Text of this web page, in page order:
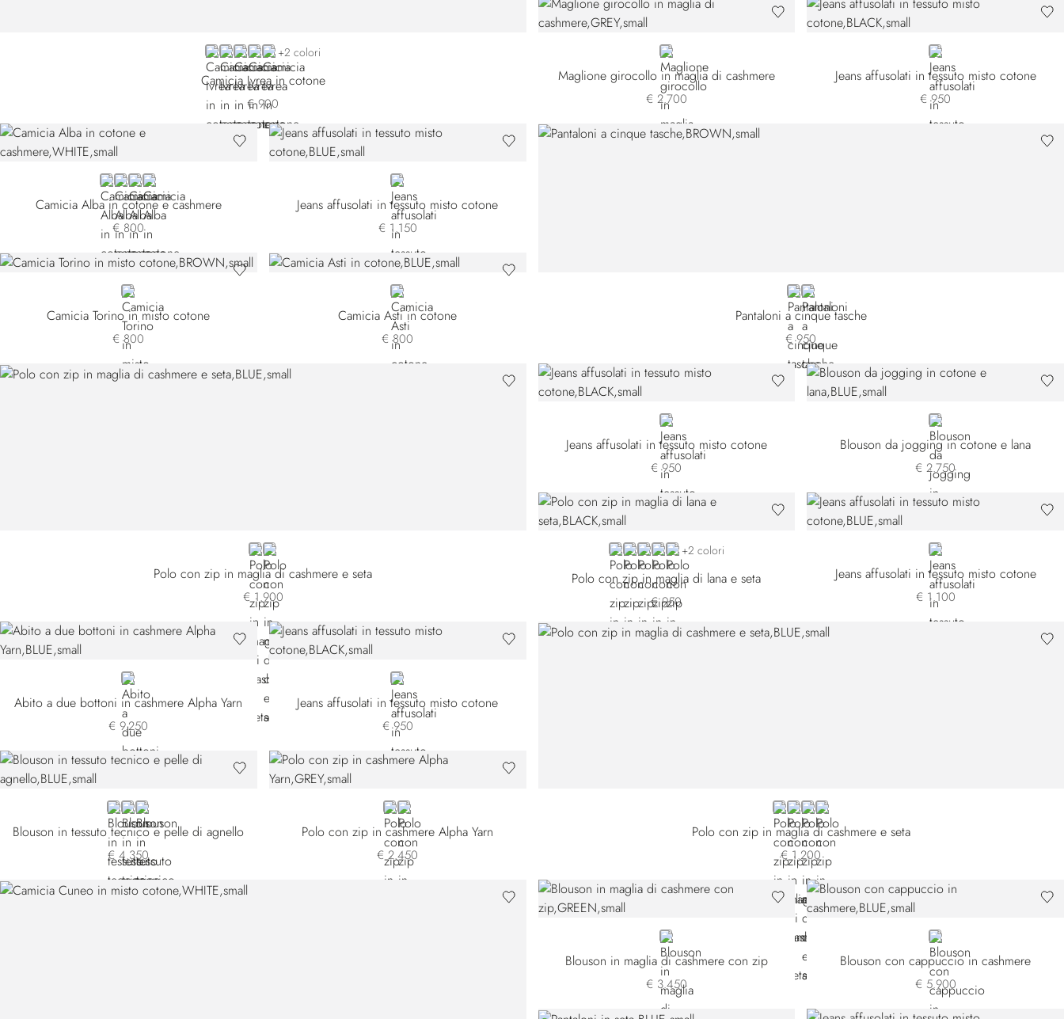
BLUE BN3028-004
BLUE BN3028-006
WHITE
BLACK
BEIGE+2 colori
Camicia Ivrea in cotone
€ 900
GREY
Maglione girocollo in maglia di cashmere
€ 2.700
BLACK
Jeans affusolati in tessuto misto cotone
€ 950
WHITE
BROWN BN3030-007
BROWN BN3030-008
BLACK
Camicia Alba in cotone e cashmere
€ 800
BLUE
Jeans affusolati in tessuto misto cotone
€ 1.150
BROWN
BLACK
Pantaloni a cinque tasche
€ 950
BROWN
Camicia Torino in misto cotone
€ 800
BLUE
Camicia Asti in cotone
€ 800
BLUEBROWN
Polo con zip in maglia di cashmere e seta
€ 1.900
BLACK
Jeans affusolati in tessuto misto cotone
€ 950
BLUE
Blouson da jogging in cotone e lana
€ 2.750
BLACK E26304-3131
BLUE E26304-3180
GREEN
PINKBEIGE+2 colori
Polo con zip in maglia di lana e seta
€ 950
BLUE
Jeans affusolati in tessuto misto cotone
€ 1.100
BLUE
Abito a due bottoni in cashmere Alpha Yarn
€ 9.250
BLACK
Jeans affusolati in tessuto misto cotone
€ 950
BLUE F26375-2198
BLUE F26375-2901
BLACK
PINK
Polo con zip in maglia di cashmere e seta
€ 1.200
BLUEBROWN
BLACK
Blouson in tessuto tecnico e pelle di agnello
€ 4.350
GREY
BLUE
Polo con zip in cashmere Alpha Yarn
€ 2.450
GREEN
Blouson in maglia di cashmere con zip
€ 3.450
BLUE
Blouson con cappuccio in cashmere
€ 5.900